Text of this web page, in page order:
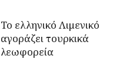
Το ελληνικό Λιμενικό
αγοράζει τουρκικά
λεωφορεία